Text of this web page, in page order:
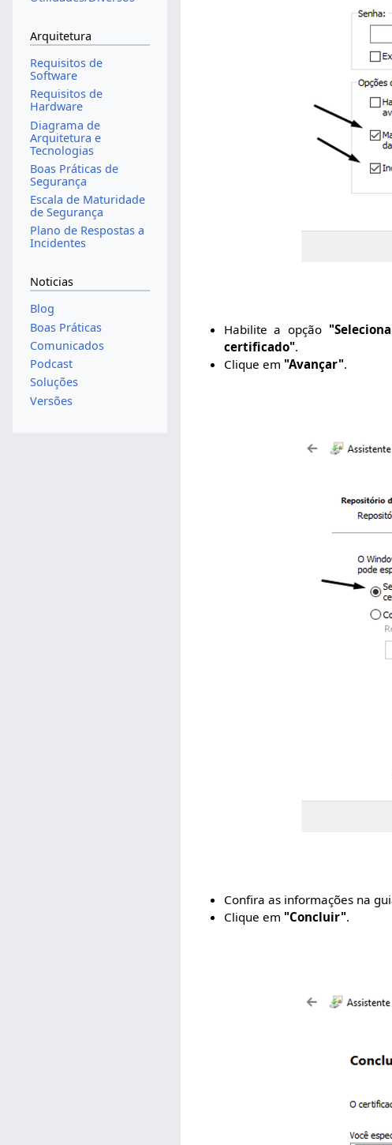
Habilite a opção
certificado".
Clique em "Avançar".
Confira as informações na
Clique em "Concluir".
Arquitetura
Requisitos de
Software
Requisitos de
Hardware
Diagrama de
Arquitetura e
Tecnologias
Boas Práticas de
Segurança
Escala de Maturidade
de Segurança
Plano de Respostas a
Incidentes
Noticias
Blog
Boas Práticas
Comunicados
Podcast
Soluções
Versões